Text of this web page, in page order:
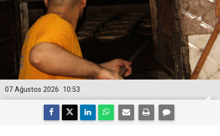
10:53
07 Ağustos 2026